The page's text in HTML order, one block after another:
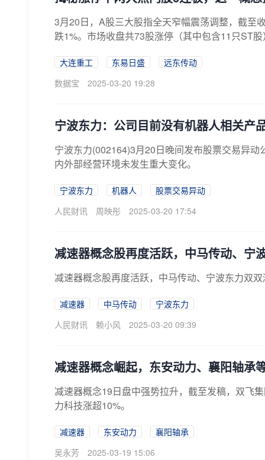
3月20日，A股三大股指全天窄幅震荡调整，截至
跌1%。市场收盘共73股涨停（其中包含11只ST
大连重工 东易日盛
远东传动
数据宝
2025-03-20 19:28
宁波东力：公司目前没有机器人相关产
宁波东力(002164)3月20日晚间发布股票交易异
内外部经营环境未发生重大变化。
宁波东力 机器人
股票交易异动
人民财讯
周映彤 2025-03-20 17:54
减速器概念股再度活跃，中马传动、宁
减速器概念股再度活跃，中马传动、宁波东力双
减速器 中马传动
宁波东力
人民财讯
赖小风 2025-03-20 09:39
减速器概念崛起，东安动力、襄阳轴承
减速器概念19日盘中强势拉升，截至发稿，双飞
力科技涨超10%。
减速器 东安动力
襄阳轴承
吴永芳
2025-03-19 15:06